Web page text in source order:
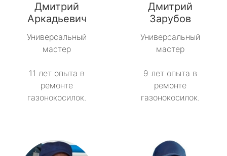
Дмитрий
Аркадьевич
Универсальный
мастер
11 лет опыта в
ремонте
газонокосилок.
Дмитрий
Зарубов
Универсальный
мастер
9 лет опыта в
ремонте
газонокосилок.